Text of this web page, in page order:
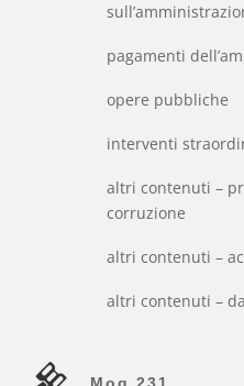
pagamenti
opere pubbliche
interventi
altri contenuti –
corruzione
altri contenuti –
altri contenuti –